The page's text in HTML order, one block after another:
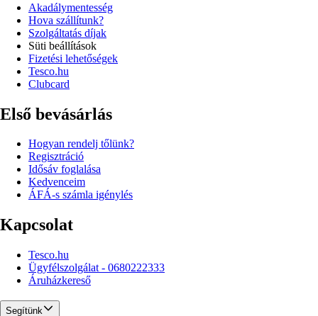
Akadálymentesség
Hova szállítunk?
Szolgáltatás díjak
Süti beállítások
Fizetési lehetőségek
Tesco.hu
Clubcard
Első bevásárlás
Hogyan rendelj tőlünk?
Regisztráció
Idősáv foglalása
Kedvenceim
ÁFÁ-s számla igénylés
Kapcsolat
Tesco.hu
Ügyfélszolgálat - 0680222333
Áruházkereső
Segítünk